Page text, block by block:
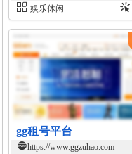
娱乐休闲
gg租号平台
https://www.ggzuhao.com